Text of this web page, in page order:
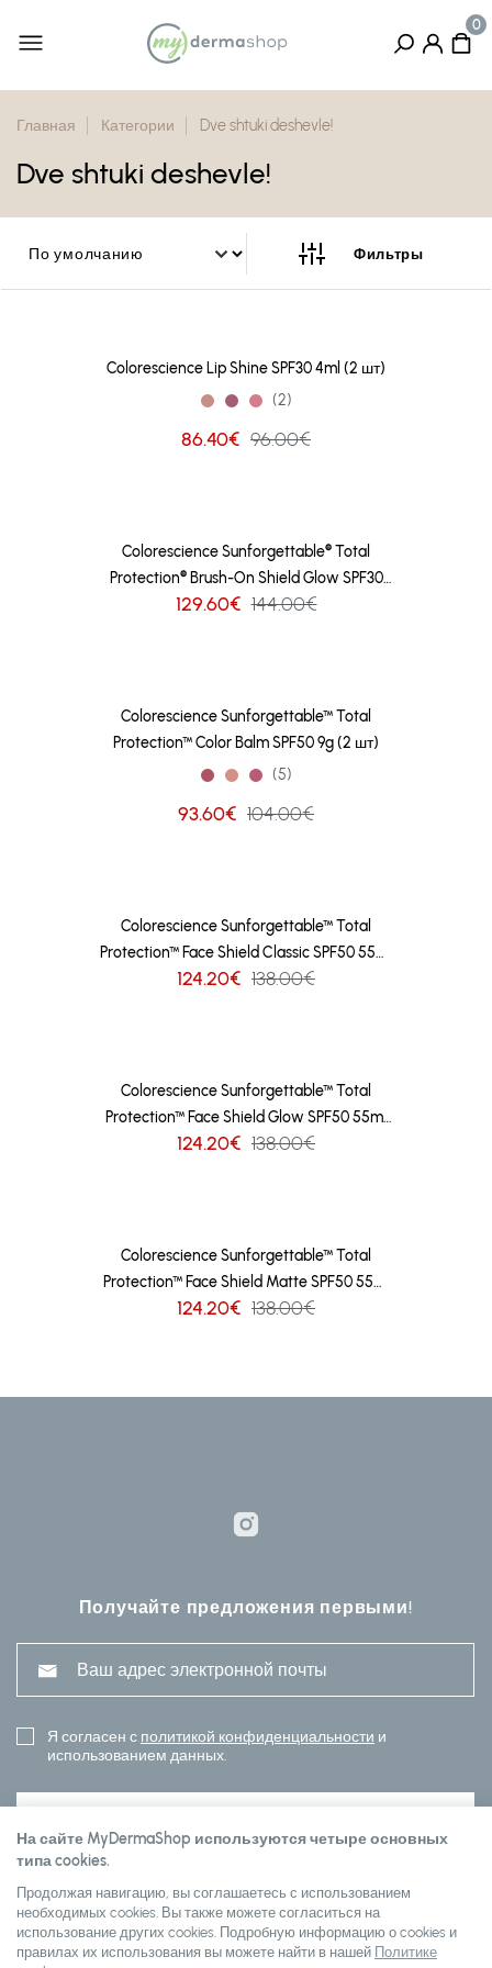
Главная Категории Dve shtuki deshevle!
Dve shtuki deshevle!
Colorescience Lip Shine SPF30 4ml (2 шт)
(2)
86.40€ 96.00€
Colorescience Sunforgettable® Total
Protection® Brush-On Shield Glow SPF30
4.3g (2 шт)
129.60€ 144.00€
Colorescience Sunforgettable™ Total
Protection™ Color Balm SPF50 9g (2 шт)
(5)
93.60€ 104.00€
Colorescience Sunforgettable™ Total
Protection™ Face Shield Classic SPF50 55ml
(2 шт)
124.20€ 138.00€
Colorescience Sunforgettable™ Total
Protection™ Face Shield Glow SPF50 55ml
(2 шт)
124.20€ 138.00€
Colorescience Sunforgettable™ Total
Protection™ Face Shield Matte SPF50 55ml
(2 шт)
124.20€ 138.00€
Customer service
Получайте предложения первыми!
Я согласен с политикой конфиденциальности и
использованием данных.
На сайте MyDermaShop используются четыре основных
типа cookies.
Продолжая навигацию, вы соглашаетесь с использованием
необходимых cookies. Вы также можете согласиться на
использование других cookies. Подробную информацию о cookies и
правилах их использования вы можете найти в нашей Политике